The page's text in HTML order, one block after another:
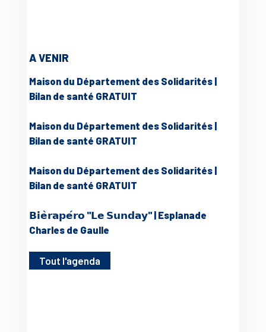
A VENIR
Maison du Département des Solidarités |
Bilan de santé GRATUIT
Maison du Département des Solidarités |
Bilan de santé GRATUIT
Maison du Département des Solidarités |
Bilan de santé GRATUIT
𝗕𝗶𝗲̀𝗿𝗮𝗽𝗲́𝗿𝗼 "𝗟𝗲 𝗦𝘂𝗻𝗱𝗮𝘆" | Esplanade
Charles de Gaulle
Tout l'agenda